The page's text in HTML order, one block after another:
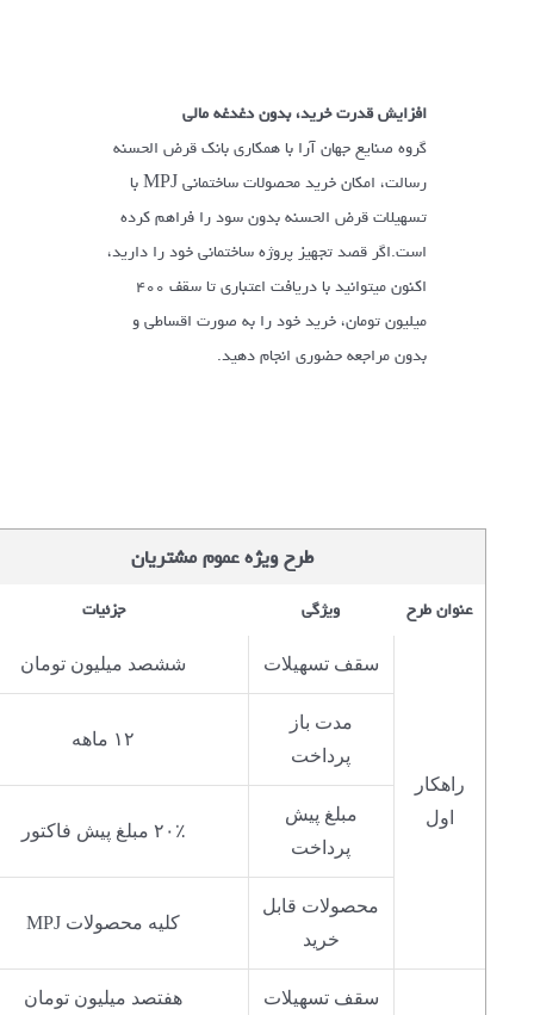
افزایش قدرت خرید، بدون دغدغه مالی
گروه صنایع جهان آرا با همکاری بانک قرض الحسنه
رسالت، امکان خرید محصولات ساختمانی MPJ با
تسهیلات قرض الحسنه بدون سود را فراهم کرده
است.اگر قصد تجهیز پروژه ساختمانی خود را دارید،
اکنون میتوانید با دریافت اعتباری تا سقف ۴۰۰
میلیون تومان، خرید خود را به صورت اقساطی و
بدون مراجعه حضوری انجام دهید.
طرح ویژه عموم مشتریان
عنوان طرح ویژگی جزئیات
راهکار
اول
سقف تسهیلات ششصد میلیون تومان
مدت باز
پرداخت
۱۲ ماهه
مبلغ پیش
پرداخت
۲۰٪ مبلغ پیش فاکتور
محصولات قابل
خرید
کلیه محصولات MPJ
سقف تسهیلات هفتصد میلیون تومان